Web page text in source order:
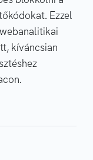
Ezzel
kíváncsian